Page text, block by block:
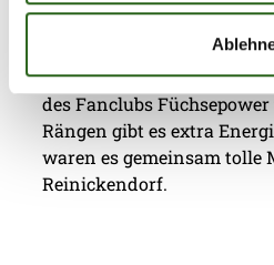
Seit zwei Jahrzehnten
Handballer der Füchse
des Fanclubs
Rängen gibt es extra
waren es gemeinsam tolle
Reinickendorf.